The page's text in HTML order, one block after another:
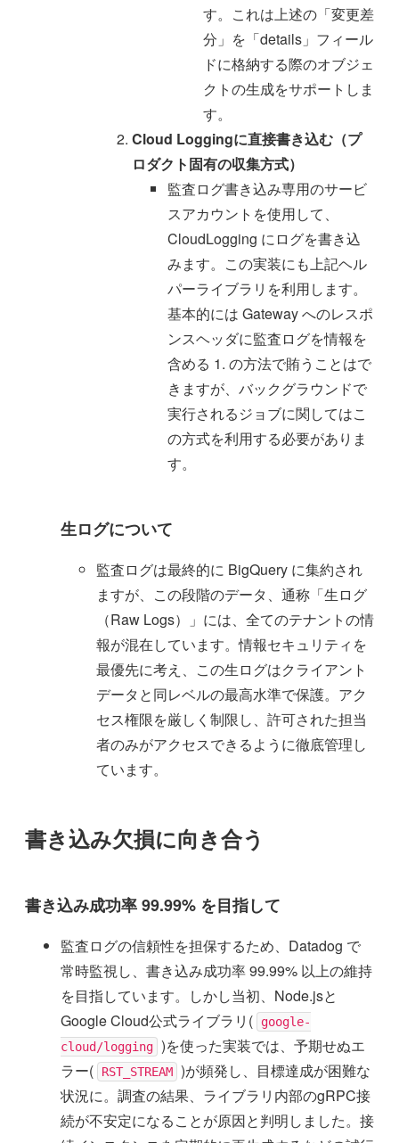
す。これは上述の「変更差
分」を「details」フィール
ドに格納する際のオブジェ
クトの生成をサポートしま
す。
Cloud Loggingに直接書き込む（プ
ロダクト固有の収集方式）
監査ログ書き込み専用のサービ
スアカウントを使用して、
CloudLogging にログを書き込
みます。この実装にも上記ヘル
パーライブラリを利用します。
基本的には Gateway へのレスポ
ンスヘッダに監査ログを情報を
含める 1. の方法で賄うことはで
きますが、バックグラウンドで
実行されるジョブに関してはこ
の方式を利用する必要がありま
す。
生ログについて
監査ログは最終的に BigQuery に集約され
ますが、この段階のデータ、通称「生ログ
（Raw Logs）」には、全てのテナントの情
報が混在しています。情報セキュリティを
最優先に考え、この生ログはクライアント
データと同レベルの最高水準で保護。アク
セス権限を厳しく制限し、許可された担当
者のみがアクセスできるように徹底管理し
ています。
書き込み欠損に向き合う
書き込み成功率 99.99% を目指して
監査ログの信頼性を担保するため、Datadog で
常時監視し、書き込み成功率 99.99% 以上の維持
を目指しています。しかし当初、Node.jsと
Google Cloud公式ライブラリ(
google-
cloud/logging )を使った実装では、予期せぬエ
ラー(
RST_STREAM )が頻発し、目標達成が困難な
状況に。調査の結果、ライブラリ内部のgRPC接
続が不安定になることが原因と判明しました。接